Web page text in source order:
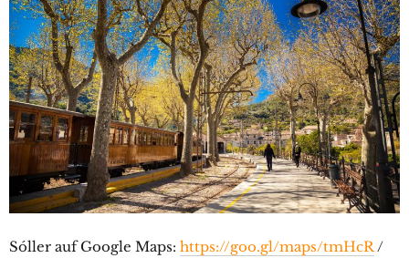
Sóller auf Google Maps: https://goo.gl/maps/tmHcR/